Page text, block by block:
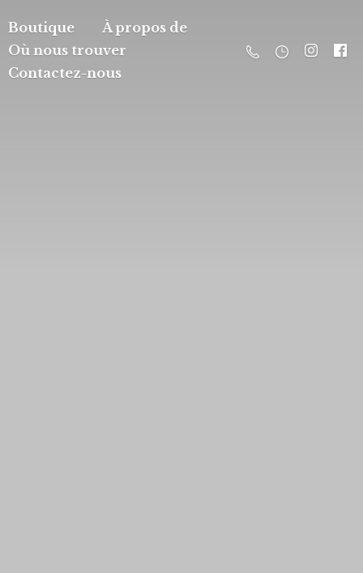
Boutique
À propos de
Où nous trouver
Contactez-nous